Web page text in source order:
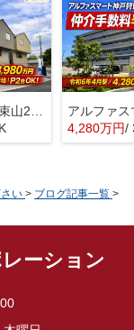
4,280万円/
い > ブログ記事一覧 >
ーション